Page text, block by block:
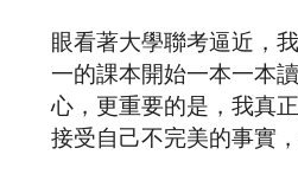
眼看著大學聯考逼近，
一的課本開始一本一本
心，更重要的是，我真
接受自己不完美的事實